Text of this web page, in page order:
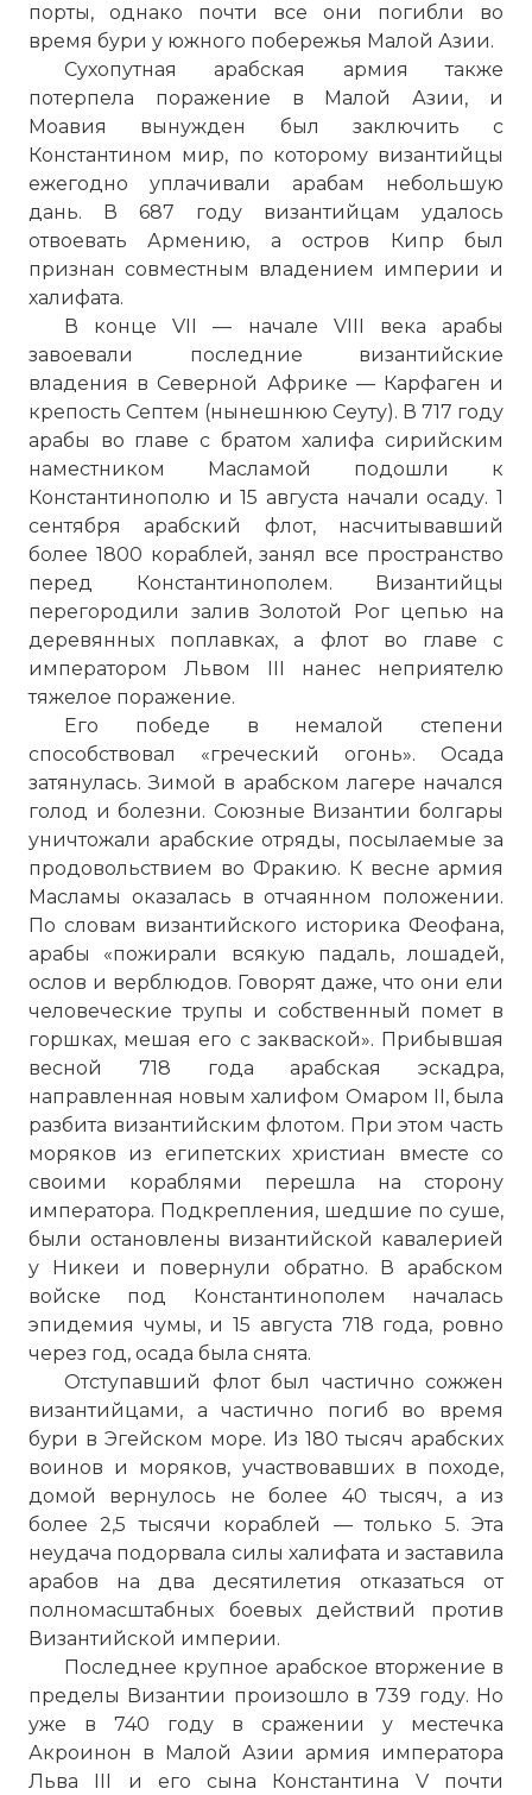
порты, однако почти все они погибли во
время бури у южного побережья Малой Азии.
Сухопутная арабская армия также
потерпела поражение в Малой Азии, и
Моавия вынужден был заключить с
Константином мир, по которому византийцы
ежегодно уплачивали арабам небольшую
дань. В 687 году византийцам удалось
отвоевать Армению, а остров Кипр был
признан совместным владением империи и
халифата.
В конце VII — начале VIII века арабы
завоевали последние византийские
владения в Северной Африке — Карфаген и
крепость Септем (нынешнюю Сеуту). В 717 году
арабы во главе с братом халифа сирийским
наместником Масламой подошли к
Константинополю и 15 августа начали осаду. 1
сентября арабский флот, насчитывавший
более 1800 кораблей, занял все пространство
перед Константинополем. Византийцы
перегородили залив Золотой Рог цепью на
деревянных поплавках, а флот во главе с
императором Львом III нанес неприятелю
тяжелое поражение.
Его победе в немалой степени
способствовал «греческий огонь». Осада
затянулась. Зимой в арабском лагере начался
голод и болезни. Союзные Византии болгары
уничтожали арабские отряды, посылаемые за
продовольствием во Фракию. К весне армия
Масламы оказалась в отчаянном положении.
По словам византийского историка Феофана,
арабы «пожирали всякую падаль, лошадей,
ослов и верблюдов. Говорят даже, что они ели
человеческие трупы и собственный помет в
горшках, мешая его с закваской». Прибывшая
весной 718 года арабская эскадра,
направленная новым халифом Омаром II, была
разбита византийским флотом. При этом часть
моряков из египетских христиан вместе со
своими кораблями перешла на сторону
императора. Подкрепления, шедшие по суше,
были остановлены византийской кавалерией
у Никеи и повернули обратно. В арабском
войске под Константинополем началась
эпидемия чумы, и 15 августа 718 года, ровно
через год, осада была снята.
Отступавший флот был частично сожжен
византийцами, а частично погиб во время
бури в Эгейском море. Из 180 тысяч арабских
воинов и моряков, участвовавших в походе,
домой вернулось не более 40 тысяч, а из
более 2,5 тысячи кораблей — только 5. Эта
неудача подорвала силы халифата и заставила
арабов на два десятилетия отказаться от
полномасштабных боевых действий против
Византийской империи.
Последнее крупное арабское вторжение в
пределы Византии произошло в 739 году. Но
уже в 740 году в сражении у местечка
Акроинон в Малой Азии армия императора
Льва III и его сына Константина V почти